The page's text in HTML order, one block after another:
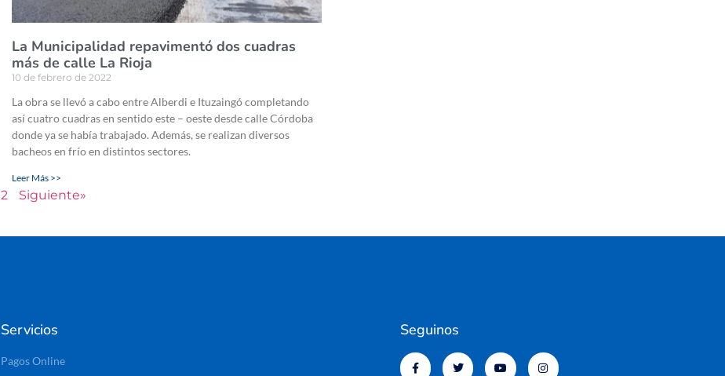
La Municipalidad repavimentó dos cuadras
más de calle La Rioja
10 de febrero de 2022
La obra se llevó a cabo entre Alberdi e Ituzaingó completando
así cuatro cuadras en sentido este – oeste desde calle Córdoba
donde ya se había trabajado. Además, se realizan diversos
bacheos en frío en distintos sectores.
Leer Más >>
2 Siguiente»
Servicios
Pagos Online
Seguinos